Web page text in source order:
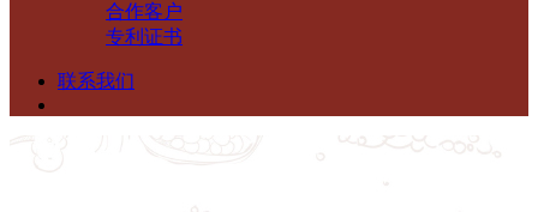
合作客户
专利证书
联系我们